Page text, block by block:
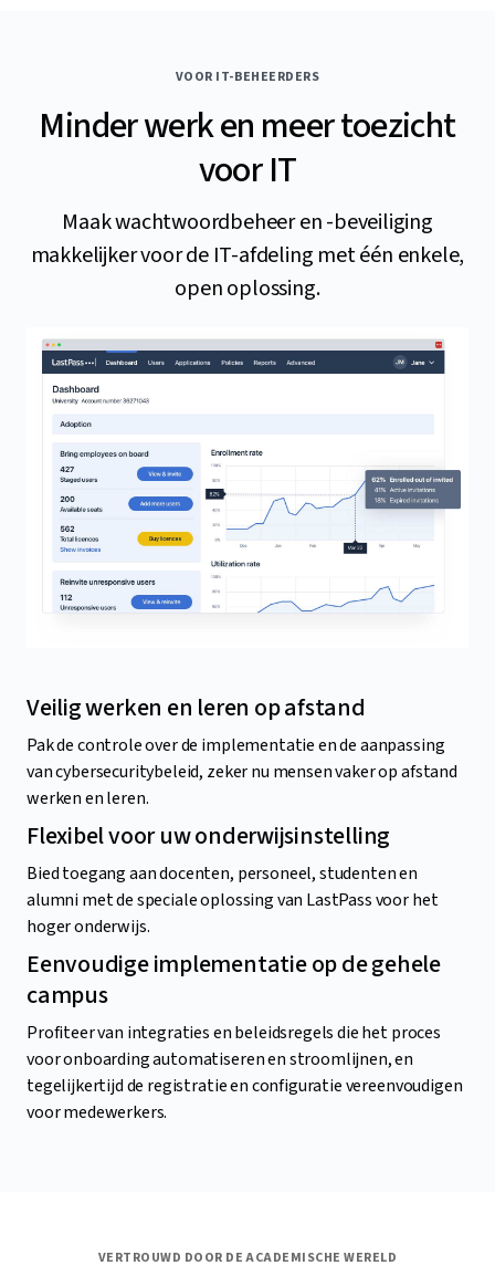
VOOR IT-BEHEERDERS
Minder werk en meer toezicht
voor IT
Maak wachtwoordbeheer en -beveiliging
makkelijker voor de IT-afdeling met één enkele,
open oplossing.
Veilig werken en leren op afstand
Pak de controle over de implementatie en de aanpassing
van cybersecuritybeleid, zeker nu mensen vaker op afstand
werken en leren.
Flexibel voor uw onderwijsinstelling
Bied toegang aan docenten, personeel, studenten en
alumni met de speciale oplossing van LastPass voor het
hoger onderwijs.
Eenvoudige implementatie op de gehele
campus
Profiteer van integraties en beleidsregels die het proces
voor onboarding automatiseren en stroomlijnen, en
tegelijkertijd de registratie en configuratie vereenvoudigen
voor medewerkers.
VERTROUWD DOOR DE ACADEMISCHE WERELD